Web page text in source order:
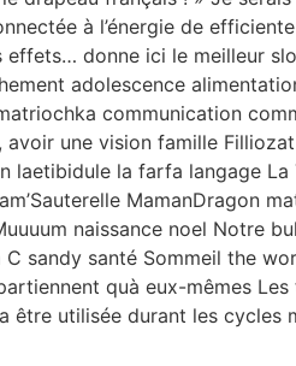
à l’énergie de
effets… donne ici le meilleur
adolescence
communication
avoir une vision famille Filliozat
laetibidule la farfa langage La
MamanDragon
naissance noel Notre
sandy santé Sommeil the
quà eux-mêmes
être utilisée durant les cycles